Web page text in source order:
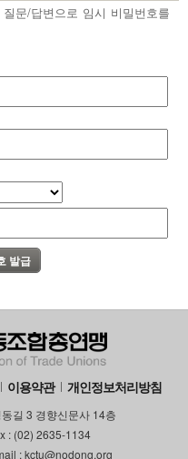
문/답변으로 임시 비밀번호를
이용약관 개인정보처리방침
길 3 경향신문사 14층
: (02) 2635-1134
: kctu@nodong.org